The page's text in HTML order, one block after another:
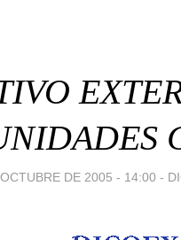
DE 2005 - 14:00 -